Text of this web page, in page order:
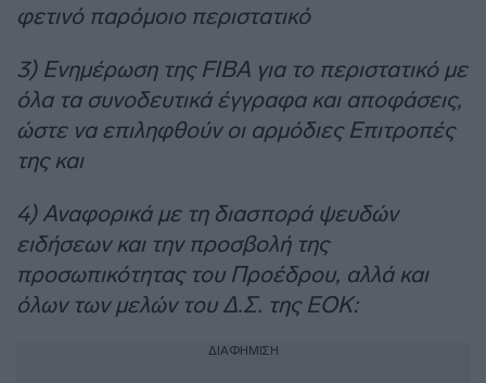
φετινό παρόμοιο περιστατικό
3) Ενημέρωση της FIBA για το περιστατικό με
όλα τα συνοδευτικά έγγραφα και αποφάσεις,
ώστε να επιληφθούν οι αρμόδιες Επιτροπές
της και
4) Αναφορικά με τη διασπορά ψευδών
ειδήσεων και την προσβολή της
προσωπικότητας του Προέδρου, αλλά και
όλων των μελών του Δ.Σ. της ΕΟΚ:
ΔΙΑΦΗΜΙΣΗ